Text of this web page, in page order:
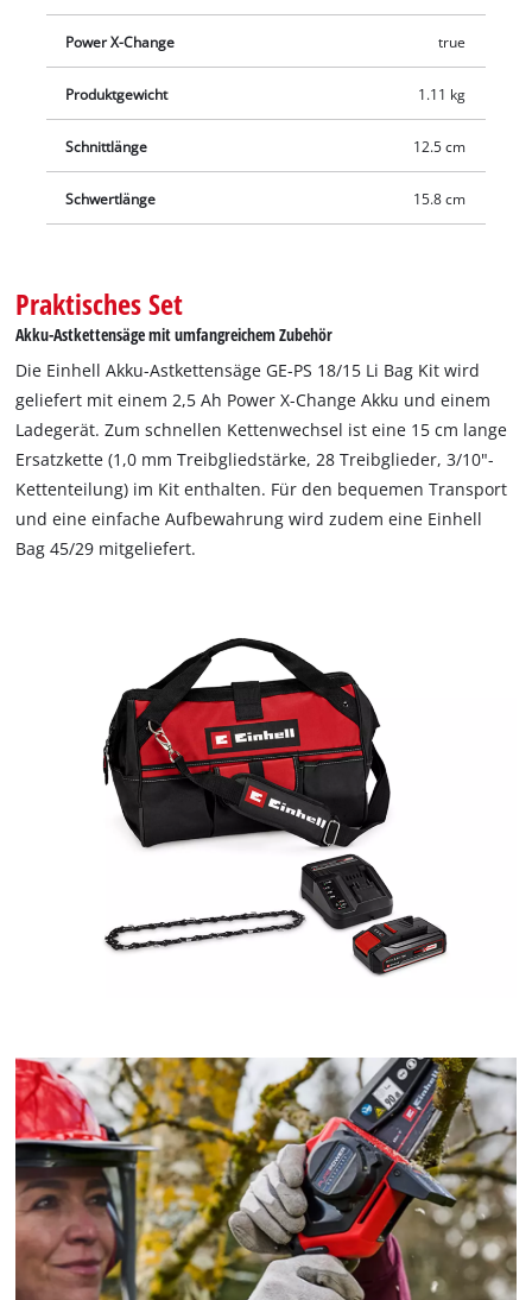
Power X-Change true
Produktgewicht 1.11 kg
Schnittlänge 12.5 cm
Schwertlänge 15.8 cm
Praktisches Set
Akku-Astkettensäge mit umfangreichem Zubehör
Die Einhell Akku-Astkettensäge GE-PS 18/15 Li Bag Kit wird
geliefert mit einem 2,5 Ah Power X-Change Akku und einem
Ladegerät. Zum schnellen Kettenwechsel ist eine 15 cm lange
Ersatzkette (1,0 mm Treibgliedstärke, 28 Treibglieder, 3/10"-
Kettenteilung) im Kit enthalten. Für den bequemen Transport
und eine einfache Aufbewahrung wird zudem eine Einhell
Bag 45/29 mitgeliefert.